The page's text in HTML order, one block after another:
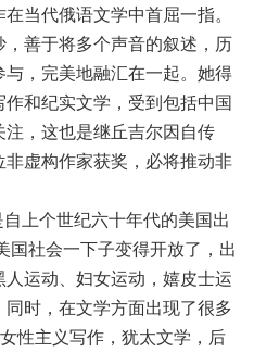
当代俄语文学中首屈一指。
善于将多个声音的叙述，历
，完美地融汇在一起。她得
和纪实文学，受到包括中国
，这也是继丘吉尔因自传
虚构作家获奖，必将推动非
上个世纪六十年代的美国出
国社会一下子变得开放了，出
运动、妇女运动，嬉皮士运
时，在文学方面出现了很多
性主义写作，犹太文学，后